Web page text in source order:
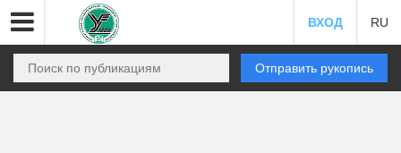
ВХОД RU
Отправить рукопись